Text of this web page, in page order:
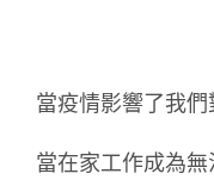
當疫情影響了我
當在家工作成為